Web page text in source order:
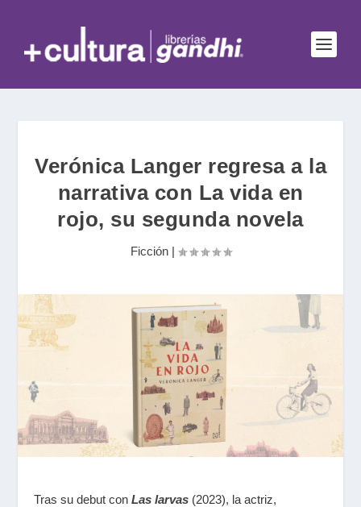
Verónica Langer regresa a la
narrativa con La vida en
rojo, su segunda novela
Ficción|
Tras su debut conLas larvas (2023), la actriz,